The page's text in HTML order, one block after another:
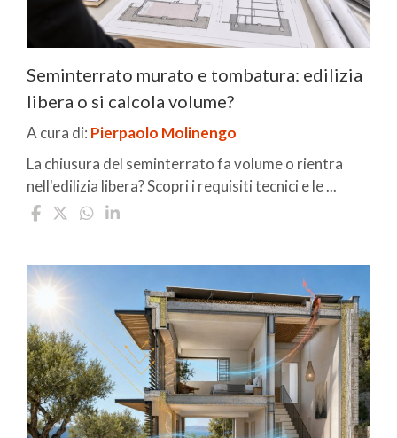
Seminterrato murato e tombatura: edilizia
libera o si calcola volume?
A cura di: Pierpaolo Molinengo
La chiusura del seminterrato fa volume o rientra
nell'edilizia libera? Scopri i requisiti tecnici e le ...